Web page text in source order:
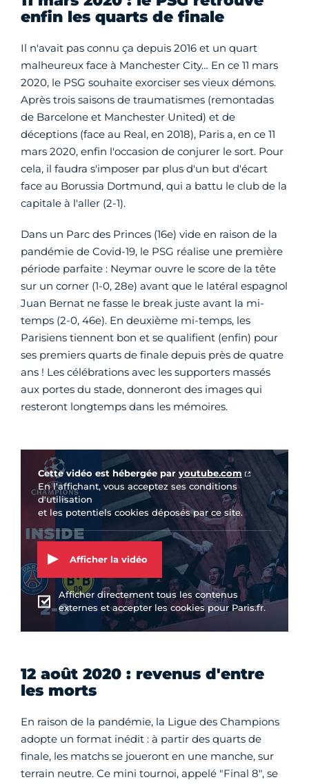
enfin les quarts de finale
Il n'avait pas connu ça depuis 2016 et un quart
malheureux face à Manchester City… En ce 11 mars
2020, le PSG souhaite exorciser ses vieux démons.
Après trois saisons de traumatismes (remontadas
de Barcelone et Manchester United) et de
déceptions (face au Real, en 2018), Paris a, en ce 11
mars 2020, enfin l'occasion de conjurer le sort. Pour
cela, il faudra s'imposer par plus d'un but d'écart
face au Borussia Dortmund, qui a battu le club de la
capitale à l'aller (2-1).
Dans un Parc des Princes (16e) vide en raison de la
pandémie de Covid-19, le PSG réalise une première
période parfaite : Neymar ouvre le score de la tête
sur un corner (1-0, 28e) avant que le latéral espagnol
Juan Bernat ne fasse le break juste avant la mi-
temps (2-0, 46e). En deuxième mi-temps, les
Parisiens tiennent bon et se qualifient (enfin) pour
ses premiers quarts de finale depuis près de quatre
ans ! Les célébrations avec les supporters massés
aux portes du stade, donneront des images qui
resteront longtemps dans les mémoires.
Vidéo Youtube
Cette vidéo est hébergée paryoutube.com
En l'affichant, vous acceptez ses conditions
d'utilisation
et les potentiels cookies déposés par ce site.
Afficher la vidéo
Afficher directement tous les contenus
externes et accepter les cookies pour Paris.fr.
12 août 2020 : revenus d'entre
les morts
En raison de la pandémie, la Ligue des Champions
adopte un format inédit : à partir des quarts de
finale, les matchs se joueront en une manche, sur
terrain neutre. Ce mini tournoi, appelé "Final 8", se